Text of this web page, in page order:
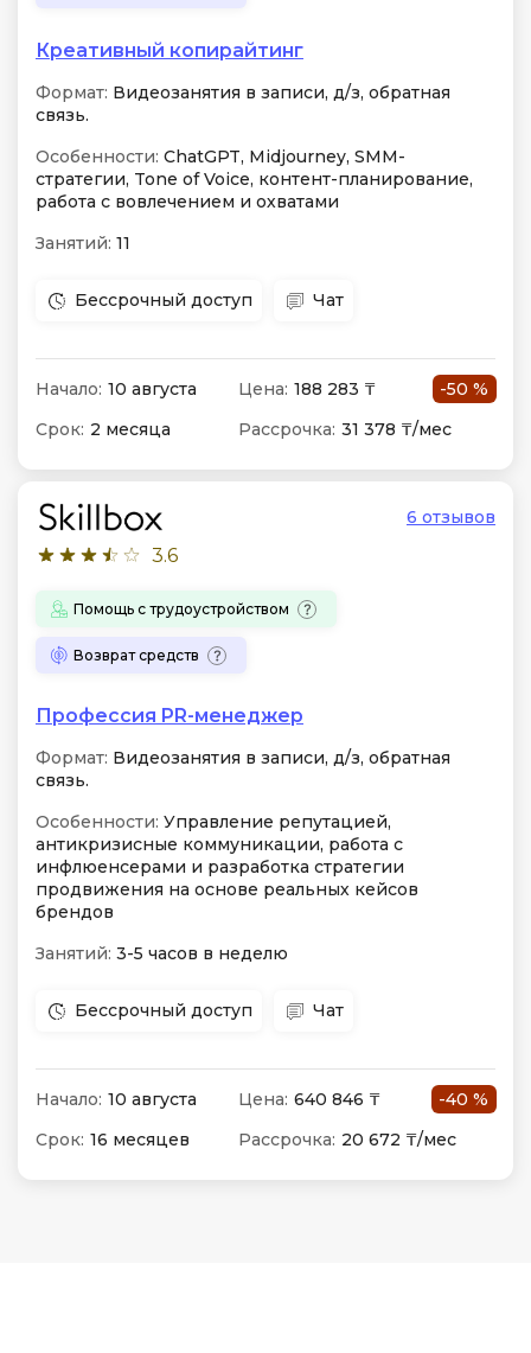
Креативный копирайтинг
Формат: Видеозанятия в записи, д/з, обратная
связь.
Особенности: ChatGPT, Midjourney, SMM-
стратегии, Tone of Voice, контент-планирование,
работа с вовлечением и охватами
Занятий: 11
Бессрочный доступ Чат
Начало: 10 августа Цена: 188 283 ₸
-50 %
Срок: 2 месяца Рассрочка: 31 378 ₸/мес
3.6
6 отзывов
Помощь с трудоустройством
Возврат средств
Профессия PR-менеджер
Формат: Видеозанятия в записи, д/з, обратная
связь.
Особенности: Управление репутацией,
антикризисные коммуникации, работа с
инфлюенсерами и разработка стратегии
продвижения на основе реальных кейсов
брендов
Занятий: 3-5 часов в неделю
Бессрочный доступ Чат
Начало: 10 августа Цена: 640 846 ₸
-40 %
Срок: 16 месяцев Рассрочка: 20 672 ₸/мес